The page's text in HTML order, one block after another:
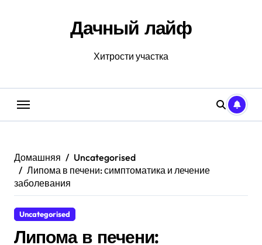
Дачный лайф
Хитрости участка
Домашняя
Uncategorised
Липома в печени: симптоматика и лечение
заболевания
Uncategorised
Липома в печени: